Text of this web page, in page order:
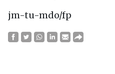
jm-tu-mdo/fp